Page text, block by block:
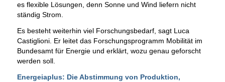
es flexible Lösungen, denn Sonne und Wind liefern nicht
ständig Strom.
Es besteht weiterhin viel Forschungsbedarf, sagt Luca
Castiglioni. Er leitet das Forschungsprogramm Mobilität im
Bundesamt für Energie und erklärt, wozu genau geforscht
werden soll.
Energeiaplus: Die Abstimmung von Produktion,